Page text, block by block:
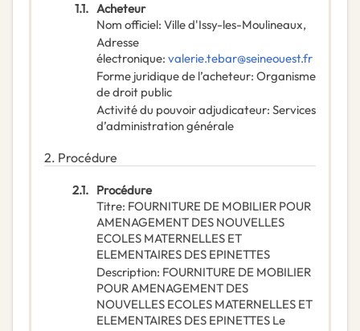
1.1. Acheteur
Nom officiel: Ville d'Issy-les-Moulineaux,
Adresse
électronique: valerie.tebar@seineouest.fr
Forme juridique de l’acheteur: Organisme
de droit public
Activité du pouvoir adjudicateur: Services
d’administration générale
2. Procédure
2.1. Procédure
Titre: FOURNITURE DE MOBILIER POUR
AMENAGEMENT DES NOUVELLES
ECOLES MATERNELLES ET
ELEMENTAIRES DES EPINETTES
Description: FOURNITURE DE MOBILIER
POUR AMENAGEMENT DES
NOUVELLES ECOLES MATERNELLES ET
ELEMENTAIRES DES EPINETTES Le